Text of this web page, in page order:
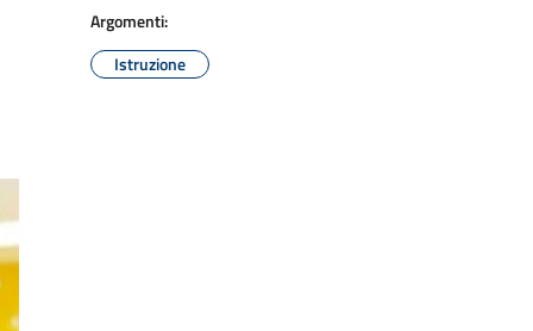
Argomenti:
Istruzione